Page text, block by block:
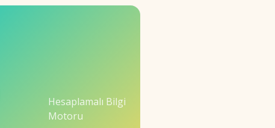
Hesaplamalı Bilgi
Motoru